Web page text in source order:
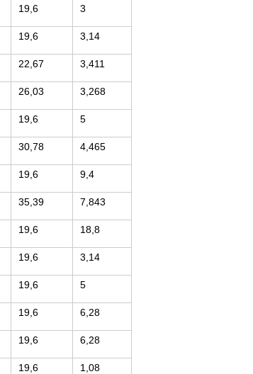
19,6 3
19,6 3,14
22,67 3,411
26,03 3,268
19,6 5
30,78 4,465
19,6 9,4
35,39 7,843
19,6 18,8
19,6 3,14
19,6 5
19,6 6,28
19,6 6,28
19,6 1,08